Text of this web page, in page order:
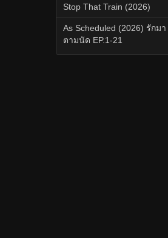
Stop That Train (2026)
As Scheduled (2026) รักมา
ตามนัด EP.1-21